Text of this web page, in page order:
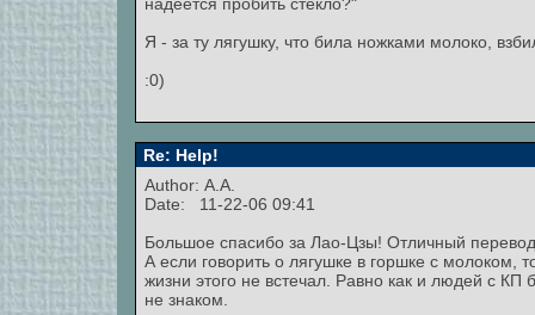
Я - за ту лягушку, что била ножками молоко,
:0)
Re: Help!
Author: А.А.
Date: 11-22-06 09:41
Большое спасибо за Лао-Цзы! Отличный
А если говорить о лягушке в горшке с молоком,
жизни этого не встечал. Равно как и людей с
не знаком.